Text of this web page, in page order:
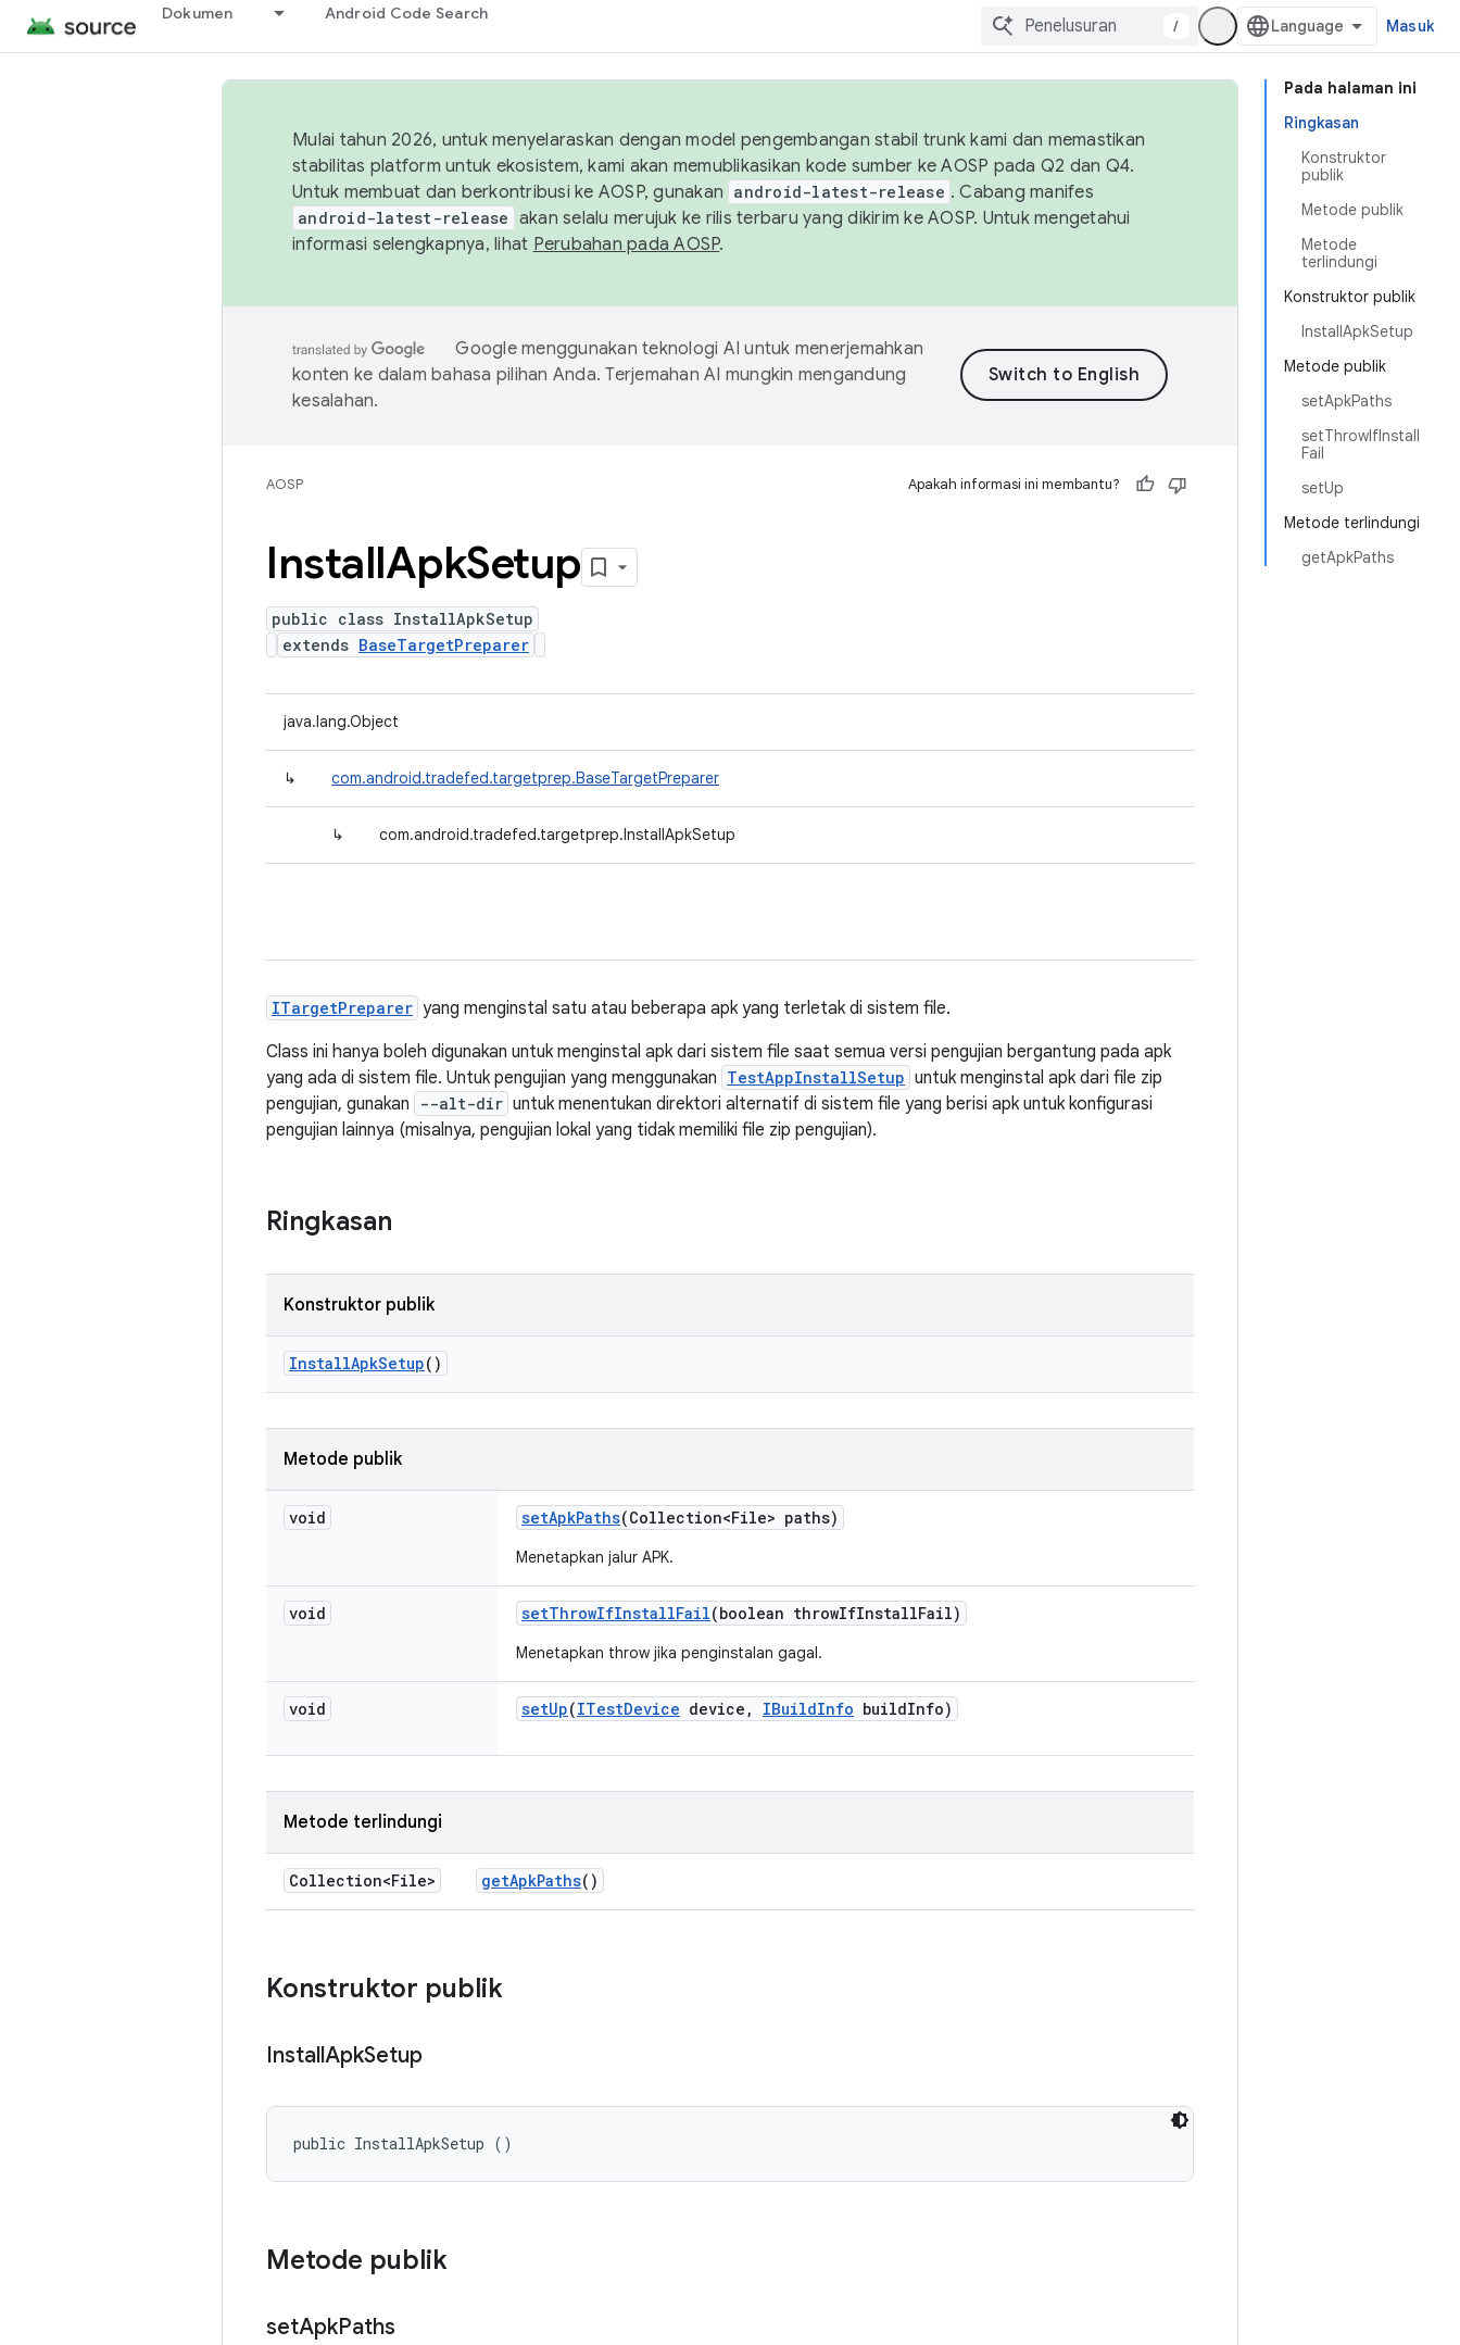
Dokumen Android Code Search
/ Masuk
Pada halaman ini
Ringkasan
Konstruktor
publik
Metode publik
Metode
terlindungi
Konstruktor publik
InstallApkSetup
Metode publik
setApkPaths
setThrowIfInstall
Fail
setUp
Metode terlindungi
getApkPaths
Mulai tahun 2026, untuk menyelaraskan dengan model pengembangan stabil trunk kami dan memastikan
stabilitas platform untuk ekosistem, kami akan memublikasikan kode sumber ke AOSP pada Q2 dan Q4.
Untuk membuat dan berkontribusi ke AOSP, gunakan android-latest-release . Cabang manifes
android-latest-release akan selalu merujuk ke rilis terbaru yang dikirim ke AOSP. Untuk mengetahui
informasi selengkapnya, lihat Perubahan pada AOSP.
Google menggunakan teknologi AI untuk menerjemahkan
konten ke dalam bahasa pilihan Anda. Terjemahan AI mungkin mengandung
kesalahan.
AOSP Apakah informasi ini membantu?
InstallApkSetup
public class InstallApkSetup
extends BaseTargetPreparer
java.lang.Object
↳ com.android.tradefed.targetprep.BaseTargetPreparer
↳ com.android.tradefed.targetprep.InstallApkSetup
ITargetPreparer yang menginstal satu atau beberapa apk yang terletak di sistem file.
Class ini hanya boleh digunakan untuk menginstal apk dari sistem file saat semua versi pengujian bergantung pada apk
yang ada di sistem file. Untuk pengujian yang menggunakan TestAppInstallSetup untuk menginstal apk dari file zip
pengujian, gunakan
--alt-dir untuk menentukan direktori alternatif di sistem file yang berisi apk untuk konfigurasi
pengujian lainnya (misalnya, pengujian lokal yang tidak memiliki file zip pengujian).
Ringkasan
Konstruktor publik
InstallApkSetup()
Metode publik
void setApkPaths(Collection<File> paths)
Menetapkan jalur APK.
void setThrowIfInstallFail(boolean throwIfInstallFail)
Menetapkan throw jika penginstalan gagal.
void setUp(ITestDevice device , IBuildInfo buildInfo)
Metode terlindungi
Collection<File> getApkPaths()
Konstruktor publik
InstallApkSetup
public InstallApkSetup ()
Metode publik
setApkPaths